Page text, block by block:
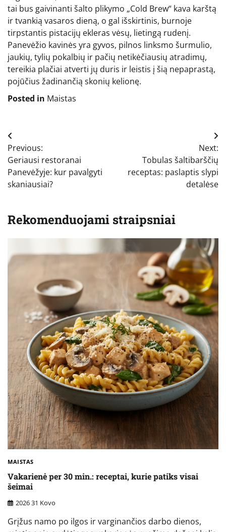
tai bus gaivinanti šalto plikymo „Cold Brew“ kava karštą
ir tvankią vasaros dieną, o gal išskirtinis, burnoje
tirpstantis pistacijų ekleras vėsų, lietingą rudenį.
Panevėžio kavinės yra gyvos, pilnos linksmo šurmulio,
jaukių, tylių pokalbių ir pačių netikėčiausių atradimų,
tereikia plačiai atverti jų duris ir leistis į šią nepaprastą,
pojūčius žadinančią skonių kelionę.
Posted in Maistas
Navigacija
tarp
įrašų
Previous:
Geriausi restoranai
Panevėžyje: kur pavalgyti
skaniausiai?
Next:
Tobulas šaltibarščių
receptas: paslaptis slypi
detalėse
Rekomenduojami straipsniai
MAISTAS
Vakarienė per 30 min.: receptai, kurie patiks visai
šeimai
2026 31 Kovo
Grįžus namo po ilgos ir varginančios darbo dienos,